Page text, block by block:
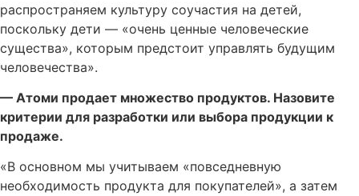
распространяем культуру соучастия на детей,
поскольку дети — «очень ценные человеческие
существа», которым предстоит управлять будущим
человечества».
— Атоми продает множество продуктов. Назовите
критерии для разработки или выбора продукции к
продаже.
«В основном мы учитываем «повседневную
необходимость продукта для покупателей», а затем